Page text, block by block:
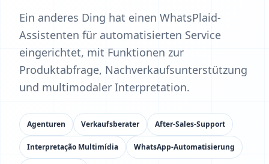
Ein anderes Ding hat einen WhatsPlaid-
Assistenten für automatisierten Service
eingerichtet, mit Funktionen zur
Produktabfrage, Nachverkaufsunterstützung
und multimodaler Interpretation.
Agenturen Verkaufsberater After-Sales-Support
Interpretação Multimídia WhatsApp-Automatisierung